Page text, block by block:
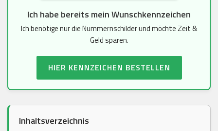
Ich habe bereits mein Wunschkennzeichen
Ich benötige nur die Nummernschilder und möchte Zeit &
Geld sparen.
HIER KENNZEICHEN BESTELLEN
Inhaltsverzeichnis